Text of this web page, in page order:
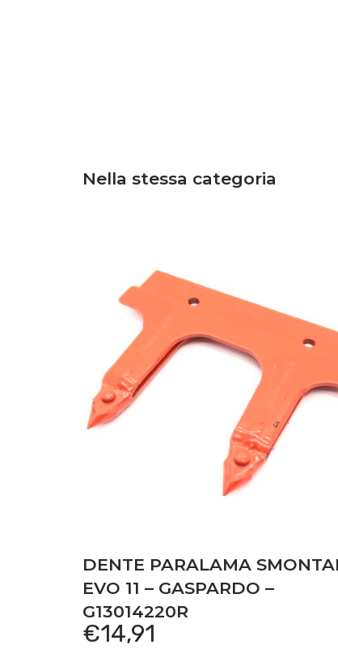
Nella stessa categoria
DENTE PARALAMA
EVO 11 – GASPARDO –
G13014220R
€14,91